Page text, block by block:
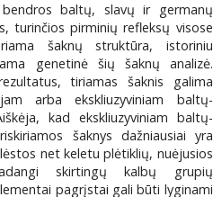
baltų, slavų ir germanų
turinčios pirminių refleksų visose
šaknų struktūra, istoriniu
genetinė šių šaknų analizė.
tiriamas šaknis galima
arba ekskliuzyviniam baltų-
kad ekskliuzyviniam baltų-
šaknys dažniausiai yra
net keletu plėtiklių, nuėjusios
skirtingų kalbų grupių
pagrįstai gali būti lyginami